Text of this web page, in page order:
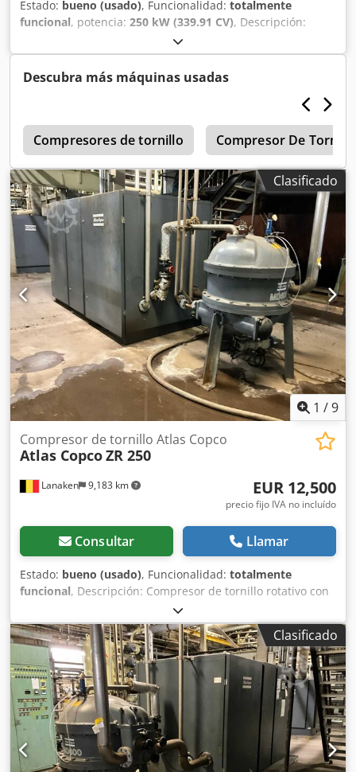
Estado: bueno (usado), Funcionalidad: totalmente
funcional, potencia: 250 kW (339.91 CV), Descripción:
Compresor de tornillo ZR 4-52 con secador de tambor
Características: Capacidad 8,00 bar Potencia 250 kW
Tensión 500 V Cedpevyrlajfx Amhjrf Caudal de aire l/min
634 Horas de funcionamiento en la última revisión: 50307
Descubra más máquinas usadas
Compresores de tornillo Compresor De Tornillo
Clasificado
1 /9
Lanaken 9,183 km
Compresor de tornillo Atlas Copco
Atlas CopcoZR 250
EUR 12,500
precio fijo IVA no incluído
Consultar Llamar
Estado: bueno (usado), Funcionalidad: totalmente
funcional, Descripción: Compresor de tornillo rotativo con
secador de tambor ZR 250 1997 Crodpfx Ajvyrtdemhef
Características: Capacidad 7,50 bar Potencia 245 kW
Tensión 500 V
Clasificado